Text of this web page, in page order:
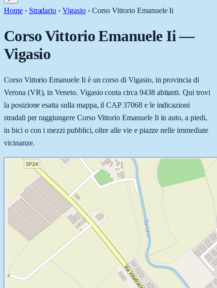
Home › Stradario › Vigasio › Corso Vittorio Emanuele Ii
Corso Vittorio Emanuele Ii—
Vigasio
Corso Vittorio Emanuele Ii è un corso di Vigasio, in provincia di
Verona (VR), in Veneto. Vigasio conta circa 9438 abitanti. Qui trovi
la posizione esatta sulla mappa, il CAP 37068 e le indicazioni
stradali per raggiungere Corso Vittorio Emanuele Ii in auto, a piedi,
in bici o con i mezzi pubblici, oltre alle vie e piazze nelle immediate
vicinanze.